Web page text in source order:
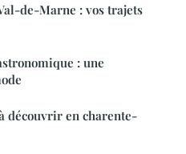
de-Marne : vos trajets
: une
découvrir en charente-